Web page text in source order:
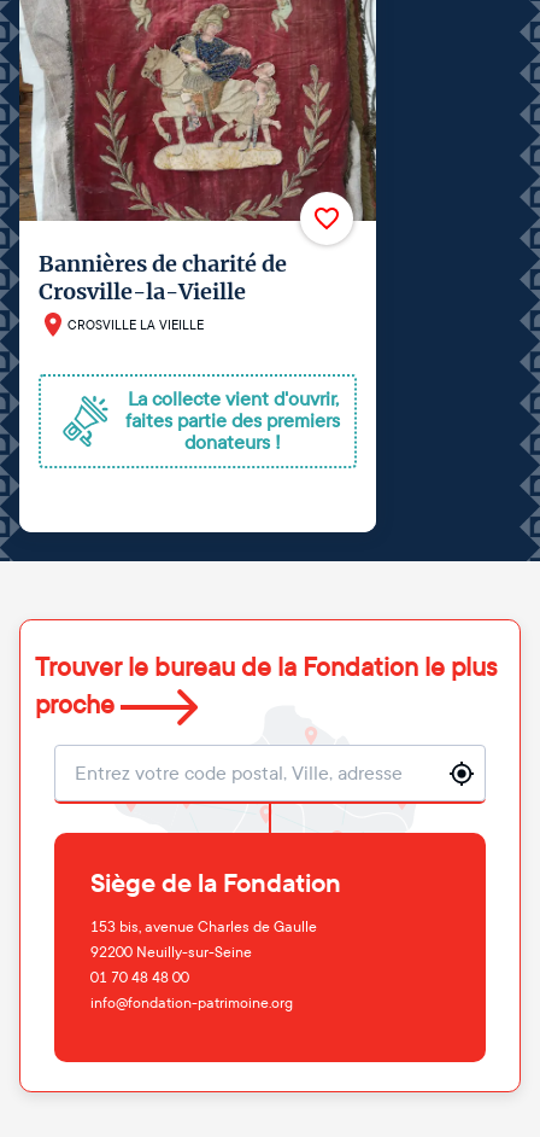
Bannières de charité de
Crosville-la-Vieille
CROSVILLE LA VIEILLE
La collecte vient d'ouvrir,
faites partie des premiers
donateurs !
Trouver le bureau de la Fondation le plus
proche
Localisation
Siège de la Fondation
153 bis, avenue Charles de Gaulle
92200 Neuilly-sur-Seine
01 70 48 48 00
info@fondation-patrimoine.org